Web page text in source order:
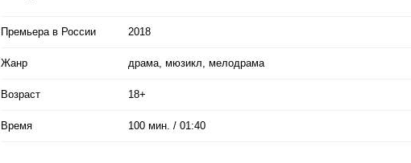
Премьера в Росcии 2018
Жанр драма, мюзикл, мелодрама
Возраст 18+
Время 100 мин. / 01:40